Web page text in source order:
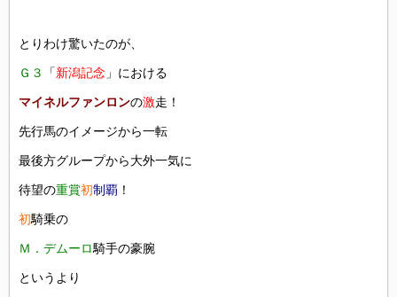
とりわけ驚いたのが、
Ｇ３ 「新潟記念 」における
マイネルファンロンの激走！
先行馬のイメージから一転
最後方グループから大外一気に
待望の重賞初制覇 ！
初騎乗の
Ｍ．デムーロ騎手の豪腕
というより